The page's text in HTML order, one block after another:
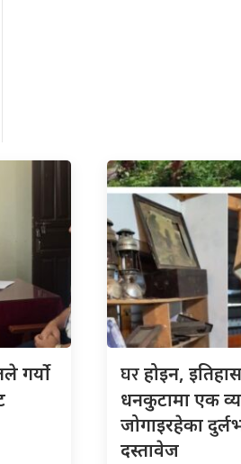
गर्यो
घरहोइन,
धनकुटामा एक
जोगाइरहेका
दस्तावेज